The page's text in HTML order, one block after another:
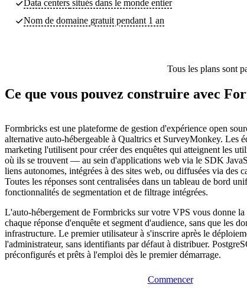
Data centers situés dans le monde entier
Nom de domaine gratuit pendant 1 an
Tous les plans sont
Ce que vous pouvez construire avec
Formbricks est une plateforme de gestion d'expérience open
alternative auto-hébergeable à Qualtrics et SurveyMonkey. Les
marketing l'utilisent pour créer des enquêtes qui atteignent les
où ils se trouvent — au sein d'applications web via le SDK
liens autonomes, intégrées à des sites web, ou diffusées via des
Toutes les réponses sont centralisées dans un tableau de bord
fonctionnalités de segmentation et de filtrage intégrées.
L'auto-hébergement de Formbricks sur votre VPS vous donne
chaque réponse d'enquête et segment d'audience, sans que les
infrastructure. Le premier utilisateur à s'inscrire après le
l'administrateur, sans identifiants par défaut à distribuer.
préconfigurés et prêts à l'emploi dès le premier démarrage.
Commencer